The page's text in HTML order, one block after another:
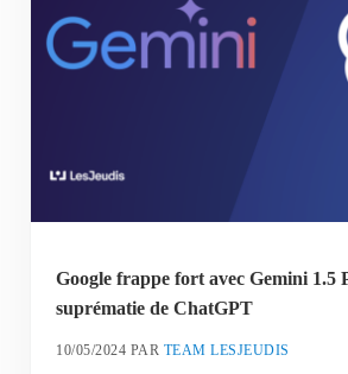
Google frappe fort avec Gemini 1.5
suprématie de ChatGPT
10/05/2024 PAR TEAM LESJEUDIS